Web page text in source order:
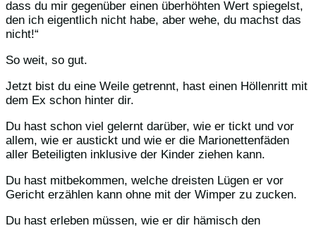
dass du mir gegenüber einen überhöhten Wert spiegelst,
den ich eigentlich nicht habe, aber wehe, du machst das
nicht!“
So weit, so gut.
Jetzt bist du eine Weile getrennt, hast einen Höllenritt mit
dem Ex schon hinter dir.
Du hast schon viel gelernt darüber, wie er tickt und vor
allem, wie er austickt und wie er die Marionettenfäden
aller Beteiligten inklusive der Kinder ziehen kann.
Du hast mitbekommen, welche dreisten Lügen er vor
Gericht erzählen kann ohne mit der Wimper zu zucken.
Du hast erleben müssen, wie er dir hämisch den